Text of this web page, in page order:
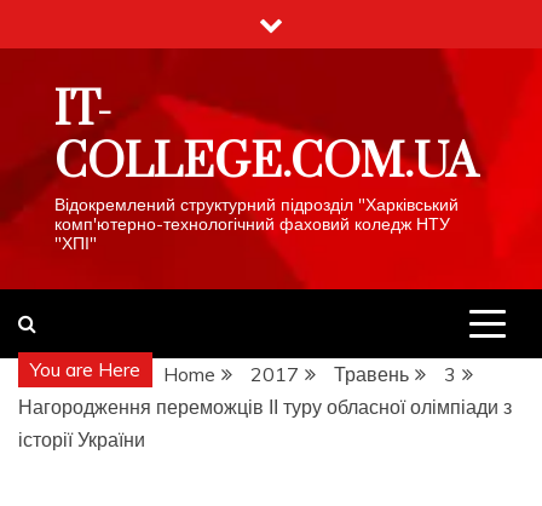
to
IT-
COLLEGE.COM.UA
Відокремлений структурний підрозділ "Харківський
комп'ютерно-технологічний фаховий коледж НТУ
"ХПІ"
You are Here Home 2017 Травень
3
Нагородження переможців ІІ туру обласної олімпіади з
історії України